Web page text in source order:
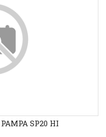
SP20 HI